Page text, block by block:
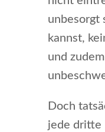
unbesorgt
kannst,
und
Doch
jede dritte